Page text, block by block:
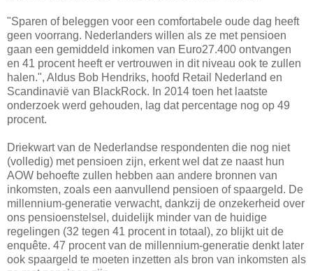
"Sparen of beleggen voor een comfortabele oude dag heeft
geen voorrang. Nederlanders willen als ze met pensioen
gaan een gemiddeld inkomen van Euro27.400 ontvangen
en 41 procent heeft er vertrouwen in dit niveau ook te zullen
halen.", Aldus Bob Hendriks, hoofd Retail Nederland en
Scandinavië van BlackRock. In 2014 toen het laatste
onderzoek werd gehouden, lag dat percentage nog op 49
procent.
Driekwart van de Nederlandse respondenten die nog niet
(volledig) met pensioen zijn, erkent wel dat ze naast hun
AOW behoefte zullen hebben aan andere bronnen van
inkomsten, zoals een aanvullend pensioen of spaargeld. De
millennium-generatie verwacht, dankzij de onzekerheid over
ons pensioenstelsel, duidelijk minder van de huidige
regelingen (32 tegen 41 procent in totaal), zo blijkt uit de
enquête. 47 procent van de millennium-generatie denkt later
ook spaargeld te moeten inzetten als bron van inkomsten als